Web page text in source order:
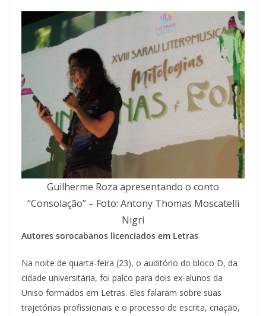
Guilherme Roza apresentando o conto
“Consolação” – Foto: Antony Thomas Moscatelli
Nigri
Autores sorocabanos licenciados em Letras
Na noite de quarta-feira (23), o auditório do bloco D, da
cidade universitária, foi palco para dois ex-alunos da
Uniso formados em Letras. Eles falaram sobre suas
trajetórias profissionais e o processo de escrita, criação,